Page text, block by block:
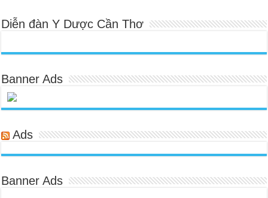
Diễn đàn Y Dược Cần Thơ
Banner Ads
Ads
Banner Ads